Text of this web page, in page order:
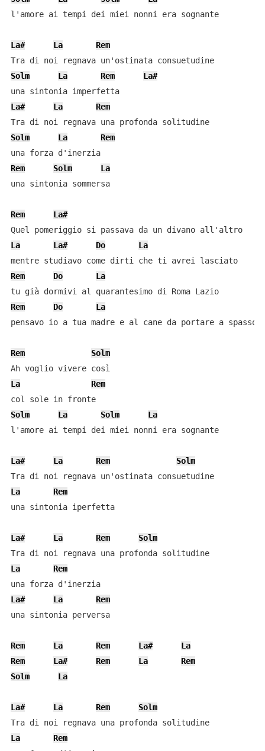
l'amore ai tempi dei miei nonni era sognante
La# La
Rem
Tra di noi regnava un'ostinata consuetudine
Solm
La Rem
La#
una sintonia imperfetta
La#
La
Rem
Tra di noi regnava una profonda solitudine
Solm
La
Rem
una forza d'inerzia
Rem
Solm
La
una sintonia sommersa
Rem
La#
Quel pomeriggio si passava da un divano all'altro
La
La# Do
La
mentre studiavo come dirti che ti avrei lasciato
Rem
Do
La
tu già dormivi al quarantesimo di Roma Lazio
Rem
Do
La
pensavo io a tua madre e al cane da portare a spasso
Rem
Solm
La
Rem
col sole in fronte
Solm
La Solm
La
l'amore ai tempi dei miei nonni era sognante
La# La Rem
Solm
Tra di noi regnava un'ostinata consuetudine
La
Rem
una sintonia iperfetta
La# La Rem
Solm
Tra di noi regnava una profonda solitudine
La
Rem
una forza d'inerzia
La#
La
Rem
una sintonia perversa
Rem La Rem La#
La
Rem
La# Rem La
Rem
Solm
La
La# La Rem
Solm
Tra di noi regnava una profonda solitudine
La
Rem